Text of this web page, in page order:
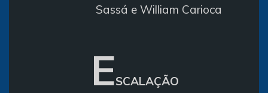
Sassá e William Carioca
ESCALAÇÃO